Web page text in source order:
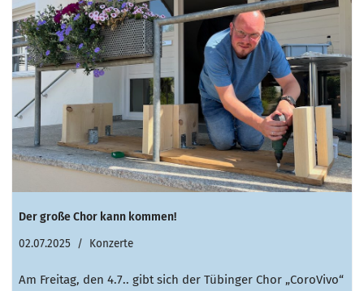
Der große Chor kann kommen!
02.07.2025
Konzerte
Am Freitag, den 4.7.. gibt sich der Tübinger Chor „CoroVivo“